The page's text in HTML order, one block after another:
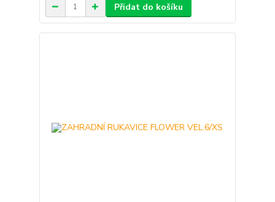
Přidat do košíku